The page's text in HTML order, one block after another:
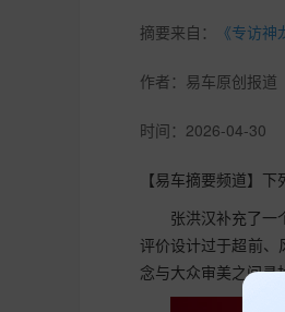
摘要来自： 《专访
作者： 易车原创报道
时间： 2026-04-30
【易车摘要频道】
张洪汉补充了一
评价设计过于超前、
念与大众审美之间寻